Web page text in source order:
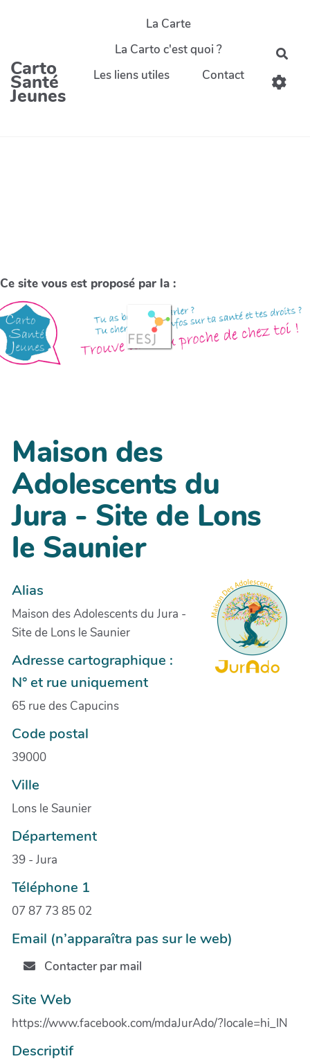
Carto
Santé
Jeunes
La Carte
La Carto c'est quoi ?
Les liens utiles
Contact
Ce site vous est proposé par la :
Maison des
Adolescents du
Jura - Site de Lons
le Saunier
Alias
Maison des Adolescents du Jura -
Site de Lons le Saunier
Adresse cartographique :
N° et rue uniquement
65 rue des Capucins
Code postal
39000
Ville
Lons le Saunier
Département
39 - Jura
Téléphone 1
07 87 73 85 02
Email (n’apparaîtra pas sur le web)
Contacter par mail
Site Web
https://www.facebook.com/mdaJurAdo/?locale=hi_IN
Descriptif